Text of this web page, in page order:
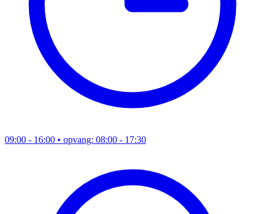
09:00 - 16:00 • opvang: 08:00 - 17:30